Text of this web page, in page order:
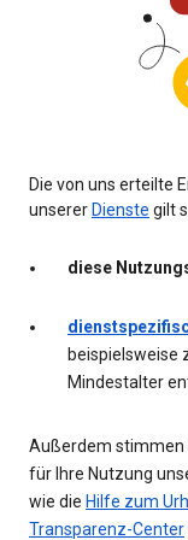
Die von uns erteilte
unsererDienste gilt
diese
beispielsweise
Mindestalter
Außerdem stimmen
für Ihre Nutzung
wie die Hilfe zum
Transparenz-Center